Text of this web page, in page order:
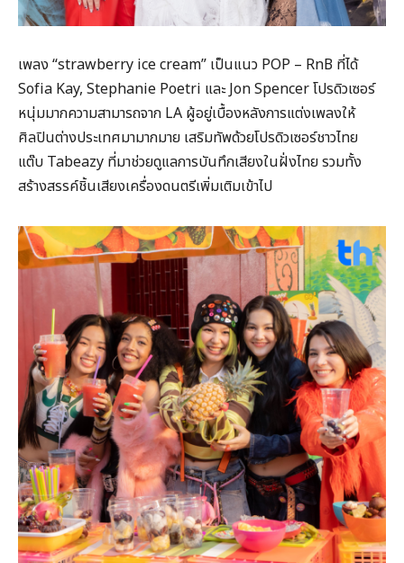
เพลง “strawberry ice cream” เป็นแนว POP – RnB ที่ได้
Sofia Kay, Stephanie Poetri และ Jon Spencer โปรดิวเซอร์
หนุ่มมากความสามารถจาก LA ผู้อยู่เบื้องหลังการแต่งเพลงให้
ศิลปินต่างประเทศมามากมาย เสริมทัพด้วยโปรดิวเซอร์ชาวไทย
แต๊บ Tabeazy ที่มาช่วยดูแลการบันทึกเสียงในฝั่งไทย รวมทั้ง
สร้างสรรค์ชิ้นเสียงเครื่องดนตรีเพิ่มเติมเข้าไป